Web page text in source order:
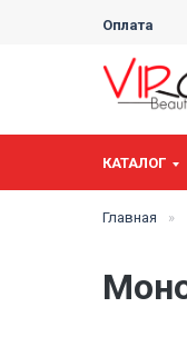
Оплата
КАТАЛОГ
Главная »